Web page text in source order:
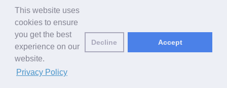
Pidätykset ja vankeus
Muita uutisia Kiinasta
UUTISIA EUROOPASTA
TUKI
This website uses
cookies to ensure
you get the best
experience on our
website.
Privacy Policy
Decline Accept